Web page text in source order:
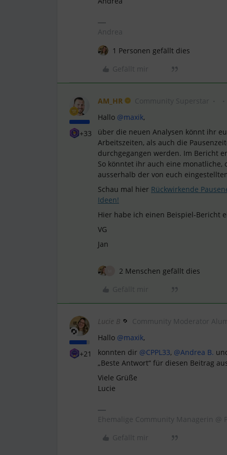
Andrea
1 Personen gefällt dies
Gefällt mir
+33
AM_HR
Hallo ​ @maxik,
über die neuen Analysen könnt ihr
Arbeitszeiten, als auch die
durchgegangen werden. Im Bericht
So könntet ihr auch eine
ausserhalb der von euch
Schau mal hier Rückwirkende
Ideen!
Hier habe ich einen Beispiel-Bericht
VG
Jan
2 Menschen gefällt dies
+21
Lucie B Community Moderator
Hallo ​ @maxik,
konnten dir ​ @CPPL33, ​ @Andrea B.
„Beste Antwort“ für diesen Beitrag
Viele Grüße
Lucie
Ehemalige Community Managerin @
Gefällt mir